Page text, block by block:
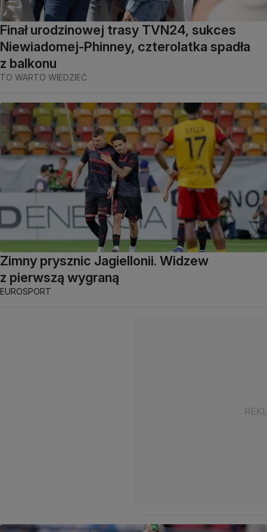
Finał urodzinowej trasy TVN24, sukces
Niewiadomej-Phinney, czterolatka spadła
z balkonu
TO WARTO WIEDZIEĆ
Zimny prysznic Jagiellonii. Widzew
z pierwszą wygraną
EUROSPORT